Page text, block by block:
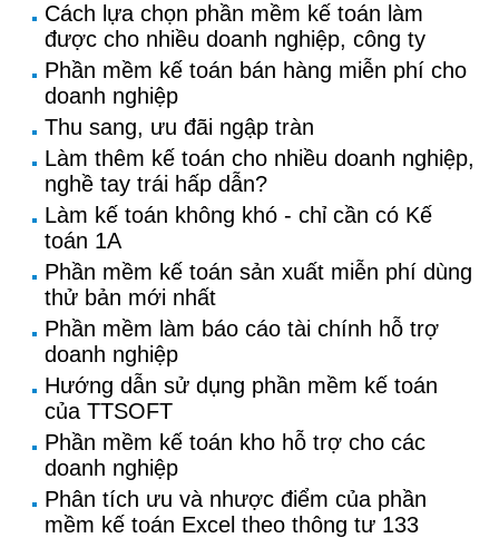
Cách lựa chọn phần mềm kế toán làm
được cho nhiều doanh nghiệp, công ty
Phần mềm kế toán bán hàng miễn phí cho
doanh nghiệp
Thu sang, ưu đãi ngập tràn
Làm thêm kế toán cho nhiều doanh nghiệp,
nghề tay trái hấp dẫn?
Làm kế toán không khó - chỉ cần có Kế
toán 1A
Phần mềm kế toán sản xuất miễn phí dùng
thử bản mới nhất
Phần mềm làm báo cáo tài chính hỗ trợ
doanh nghiệp
Hướng dẫn sử dụng phần mềm kế toán
của TTSOFT
Phần mềm kế toán kho hỗ trợ cho các
doanh nghiệp
Phân tích ưu và nhược điểm của phần
mềm kế toán Excel theo thông tư 133